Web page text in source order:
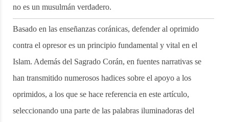
no es un musulmán verdadero.
Basado en las enseñanzas coránicas, defender al oprimido
contra el opresor es un principio fundamental y vital en el
Islam. Además del Sagrado Corán, en fuentes narrativas se
han transmitido numerosos hadices sobre el apoyo a los
oprimidos, a los que se hace referencia en este artículo,
seleccionando una parte de las palabras iluminadoras del